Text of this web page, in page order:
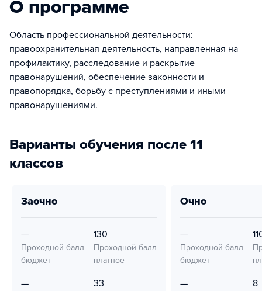
О программе
Область профессиональной деятельности:
правоохранительная деятельность, направленная на
профилактику, расследование и раскрытие
правонарушений, обеспечение законности и
правопорядка, борьбу с преступлениями и иными
правонарушениями.
Варианты обучения после 11
классов
заочно
—
Проходной балл
бюджет
130
Проходной балл
платное
— 33
очно
—
Проходной балл
бюджет
— 8